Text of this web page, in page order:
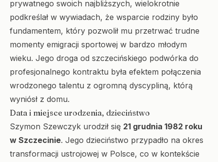
prywatnego swoich najbliższych, wielokrotnie
podkreślał w wywiadach, że wsparcie rodziny było
fundamentem, który pozwolił mu przetrwać trudne
momenty emigracji sportowej w bardzo młodym
wieku. Jego droga od szczecińskiego podwórka do
profesjonalnego kontraktu była efektem połączenia
wrodzonego talentu z ogromną dyscypliną, którą
wyniósł z domu.
Data i miejsce urodzenia, dzieciństwo
Szymon Szewczyk urodził się 21 grudnia 1982 roku
w Szczecinie. Jego dzieciństwo przypadło na okres
transformacji ustrojowej w Polsce, co w kontekście